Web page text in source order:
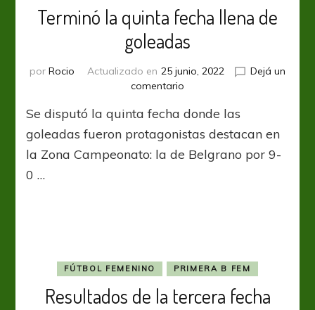
Terminó la quinta fecha llena de
goleadas
por Rocio Actualizado en 25 junio, 2022
Dejá un
comentario
la
quinta
llena
Se disputó la quinta fecha donde las
goleadas fueron protagonistas destacan en
la Zona Campeonato: la de Belgrano por 9-
0 …
FÚTBOL FEMENINO PRIMERA B FEM
Resultados de la tercera fecha